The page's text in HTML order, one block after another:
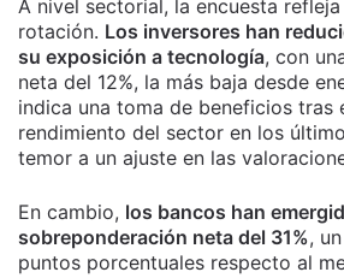
A nivel sectorial, la encuesta
rotación. Los inversores han
su exposición a tecnología, con
neta del 12%, la más baja desde
indica una toma de beneficios tras
rendimiento del sector en los
temor a un ajuste en las
En cambio, los bancos han
sobreponderación neta del 31%,
puntos porcentuales respecto al